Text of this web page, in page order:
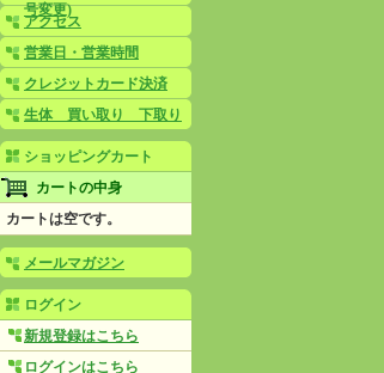
号変更)
アクセス
営業日・営業時間
クレジットカード決済
生体 買い取り 下取り
ショッピングカート
カートの中身
カートは空です。
メールマガジン
ログイン
新規登録はこちら
ログインはこちら